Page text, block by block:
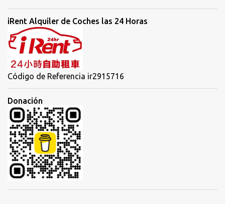
iRent Alquiler de Coches las 24 Horas
Código de Referencia ir2915716
Donación